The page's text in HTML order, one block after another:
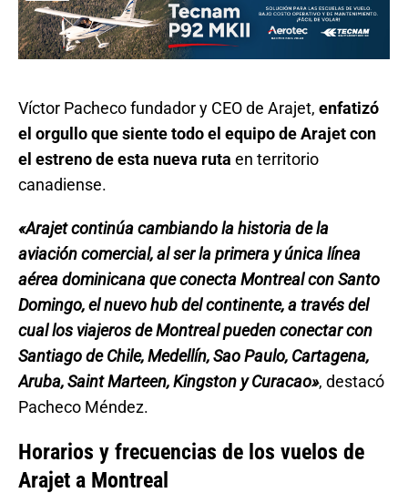
Víctor Pacheco fundador y CEO de Arajet, enfatizó
el orgullo que siente todo el equipo de Arajet con
el estreno de esta nueva ruta en territorio
canadiense.
«Arajet continúa cambiando la historia de la
aviación comercial, al ser la primera y única línea
aérea dominicana que conecta Montreal con Santo
Domingo, el nuevo hub del continente, a través del
cual los viajeros de Montreal pueden conectar con
Santiago de Chile, Medellín, Sao Paulo, Cartagena,
Aruba, Saint Marteen, Kingston y Curacao», destacó
Pacheco Méndez.
Horarios y frecuencias de los vuelos de
Arajet a Montreal